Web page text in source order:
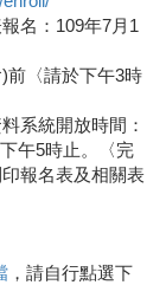
名：109年7月1
前〈請於下午3時
系統開放時間：
午5時止。〈完
報名表及相關表
，請自行點選下